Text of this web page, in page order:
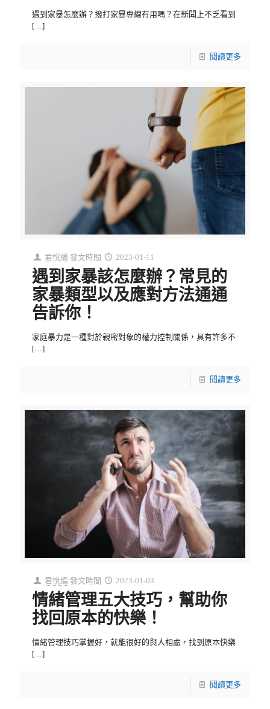
遇到家暴怎麼辦？撥打家暴專線有用嗎？在新聞上不乏看到
[…]
閱讀更多
君悅編 發文時間 2023-01-11
遇到家暴該怎麼辦？常見的
家暴類型以及應對方法通通
告訴你！
家庭暴力是一種對於親密對象的權力控制關係，具有許多不
[…]
閱讀更多
君悅編 發文時間 2023-01-03
情緒管理五大技巧，幫助你
找回原本的快樂！
情緒管理技巧掌握好，就能很好的與人相處，找到原本快樂
[…]
閱讀更多